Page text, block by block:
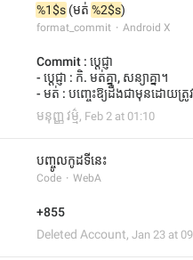
%1$s (មត់ %2$s)
format_commit Android X
Commit : ប្ដេជ្ញា
- ប្ដេជ្ញា : កិ. មត់គ្នា, សន្យាគ្នា។
- មត់ : បញ្ចេះឱ្យដឹងជាមុនដោយត្រូវ
មនុញ្ញ វម្ម៌, Feb 2 at 01:10
បញ្ចូលកូដទីនេះ
Code WebA
+855
Deleted Account, Jan 23 at